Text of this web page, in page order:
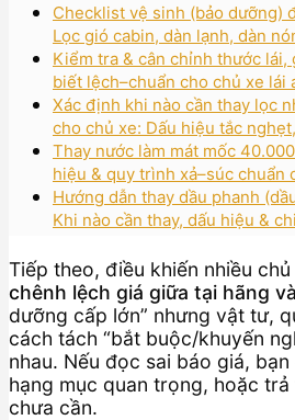
Checklist vệ sinh (bảo dưỡng)
Lọc gió cabin, dàn lạnh, dàn
Kiểm tra & cân chỉnh thước lái,
biết lệch–chuẩn cho chủ xe lái
Xác định khi nào cần thay lọc
cho chủ xe: Dấu hiệu tắc
Thay nước làm mát mốc
hiệu & quy trình xả–súc chuẩn
Hướng dẫn thay dầu phanh
Khi nào cần thay, dấu hiệu &
Tiếp theo, điều khiến nhiều
chênh lệch giá giữa tại hãng
dưỡng cấp lớn” nhưng vật tư,
cách tách “bắt buộc/khuyến
nhau. Nếu đọc sai báo giá,
hạng mục quan trọng, hoặc
chưa cần.